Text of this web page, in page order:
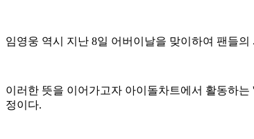
임영웅 역시 지난 8일 어버이날을 맞이하여 팬들
이러한 뜻을 이어가고자 아이돌차트에서 활동하
정이다.